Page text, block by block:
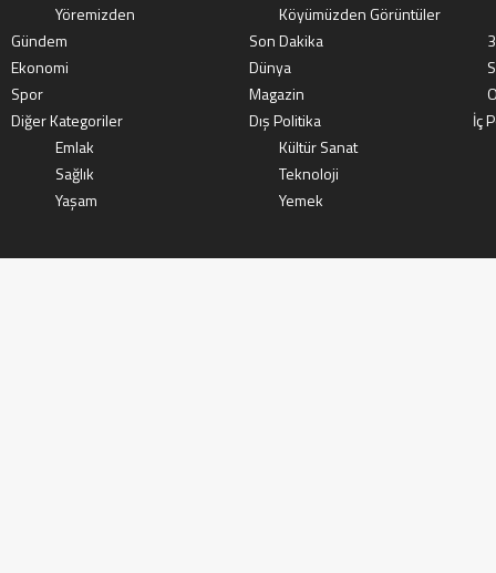
Yöremizden
Köyümüzden Görüntüler
Gündem
Son Dakika
Ekonomi
Dünya
Spor
Magazin
Diğer Kategoriler
Dış Politika
İç
Emlak
Kültür Sanat
Sağlık
Teknoloji
Yaşam
Yemek